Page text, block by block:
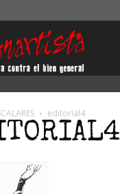
editorial4